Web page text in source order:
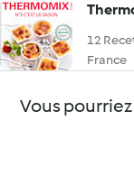
12
France
Vous